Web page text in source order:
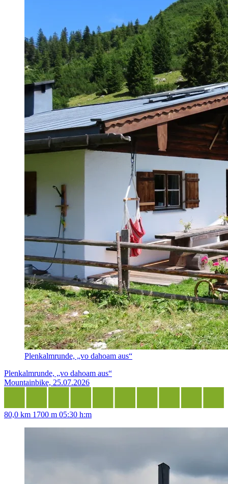
Plenkalmrunde, „vo dahoam aus“
Plenkalmrunde, „vo dahoam aus“
Mountainbike, 25.07.2026
80,0 km 1700 m 05:30 h:m